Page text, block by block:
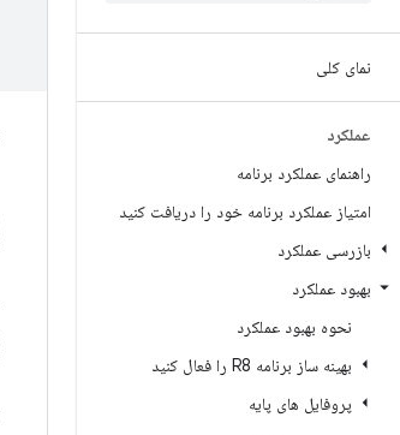
نمای کلی
عملکرد
راهنمای عملکرد برنامه
امتیاز عملکرد برنامه خود را دریافت کنید
بازرسی عملکرد
بهبود عملکرد
نحوه بهبود عملکرد
بهینه ساز برنامه R8 را فعال کنید
پروفایل های پایه